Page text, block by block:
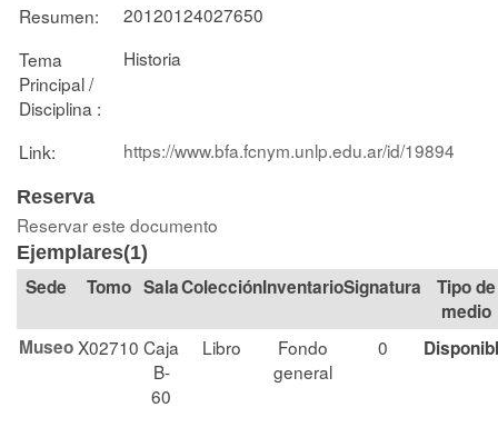
Resumen:
20120124027650
Tema
Principal /
Disciplina :
Historia
Link: https://www.bfa.fcnym.unlp.edu.ar/id/19894
Reserva
Reservar este documento
Ejemplares(1)
Tomo SalaColección Signatura
Tipo de
medio
MuseoX02710 Caja
B-
60
Libro
Fondo
general
0